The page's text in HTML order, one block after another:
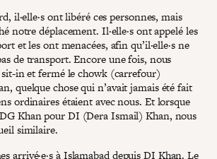
il·elle·s ont libéré ces personnes, mais
notre déplacement. Il·elle·s ont appelé les
et les ont menacées, afin qu’il·elle·s ne
de transport. Encore une fois, nous
sit-in et fermé le chowk (carrefour)
quelque chose qui n’avait jamais été fait
ordinaires étaient avec nous. Et lorsque
Khan pour DI (Dera Ismail) Khan, nous
similaire.
arrivé·e·s à Islamabad depuis DI Khan. Le